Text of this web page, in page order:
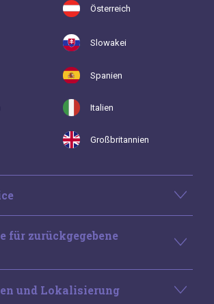
Österreich
Slowakei
Spanien
Italien
Großbritannien
für zurückgegebene
und Lokalisierung